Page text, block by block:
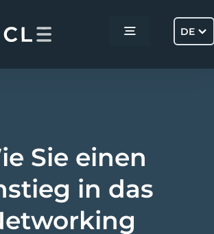
Toggle
DE
Sie einen
in das